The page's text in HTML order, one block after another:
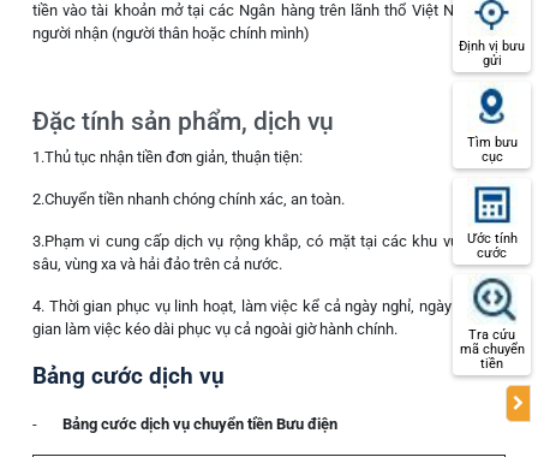
tiền vào tài khoản mở tại các Ngân hàng trên lãnh thổ Việt Nam cho
người nhận (người thân hoặc chính mình)
Đặc tính sản phẩm, dịch vụ
1.Thủ tục nhận tiền đơn giản, thuận tiện:
2.Chuyển tiền nhanh chóng chính xác, an toàn.
3.Phạm vi cung cấp dịch vụ rộng khắp, có mặt tại các khu vực vùng
sâu, vùng xa và hải đảo trên cả nước.
4. Thời gian phục vụ linh hoạt, làm việc kể cả ngày nghỉ, ngày lễ. Thời
gian làm việc kéo dài phục vụ cả ngoài giờ hành chính.
Bảng cước dịch vụ
- Bảng cước dịch vụ chuyển tiền Bưu điện
Định vị bưu
gửi
Tìm bưu
cục
Ước tính
cước
Tra cứu
mã chuyển
tiền